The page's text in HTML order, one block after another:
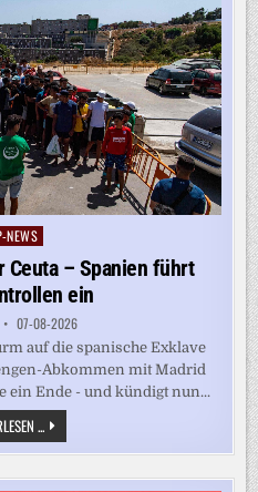
NEWS
– Spanien führt
ein
07-08-2026
auf die spanische Exklave
Abkommen mit Madrid
ein Ende - und kündigt nun...
... STREIT
MIT
ITALIEN
CEUTA